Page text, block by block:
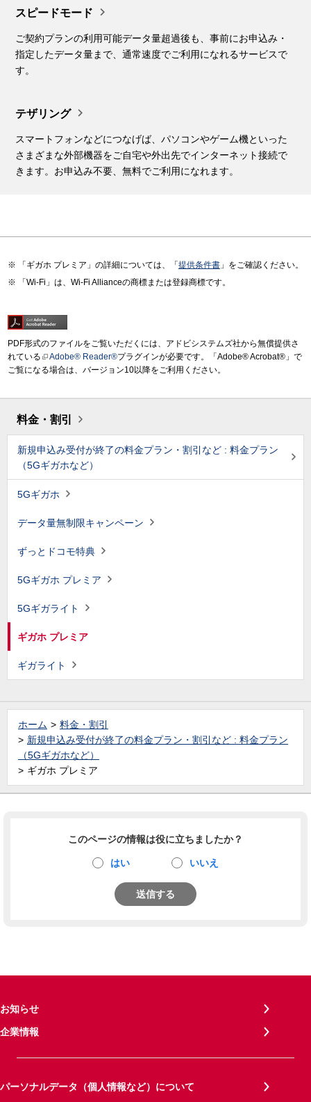
スピードモード 
ご契約プランの利用可能データ量超過後も、事前にお申込み・
指定したデータ量まで、通常速度でご利用になれるサービスで
す。
テザリング 
スマートフォンなどにつなげば、パソコンやゲーム機といった
さまざまな外部機器をご自宅や外出先でインターネット接続で
きます。お申込み不要、無料でご利用になれます。
「ギガホ プレミア」の詳細については、「提供条件書 」をご確認ください。
「Wi-Fi」は、Wi-Fi Allianceの商標または登録商標です。
PDF形式のファイルをご覧いただくには、アドビシステムズ社から無償提供さ
れている
Adobe® Reader®プラグインが必要です。「Adobe® Acrobat®」で
ご覧になる場合は、バージョン10以降をご利用ください。
料金・割引
新規申込み受付が終了の料金プラン・割引など : 料金プラン
（5Gギガホなど）
5Gギガホ
データ量無制限キャンペーン
ずっとドコモ特典
5Gギガホ プレミア
5Gギガライト
ギガホ プレミア
ギガライト
ホーム
料金・割引
新規申込み受付が終了の料金プラン・割引など : 料金プラン
（5Gギガホなど）
ギガホ プレミア
このページの情報は役に立ちましたか？
はい いいえ
送信する
お知らせ
企業情報
パーソナルデータ（個人情報など）について